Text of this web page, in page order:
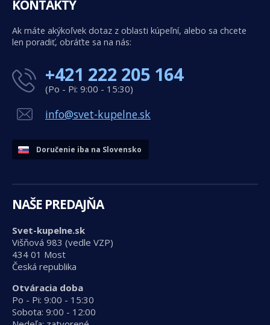
KONTAKTY
Ak máte akýkoľvek dotaz z oblasti kúpeľní, alebo sa chcete
len poradiť, obráťte sa na nás:
+421 222 205 164
(Po - Pi: 9:00 - 15:30)
info@svet-kupelne.sk
Doručenie iba na Slovensko
NAŠE PREDAJŇA
Svet-kupelne.sk
Višňová 983 (vedle VZP)
434 01 Most
Česká republika
Otváracia doba
Po - Pi: 9:00 - 15:30
Sobota: 9:00 - 12:00